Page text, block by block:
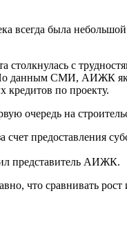
всегда была
с
данным СМИ, АИЖК
кредитов по проекту.
очередь на
предоставления
представитель АИЖК.
что сравнивать рост